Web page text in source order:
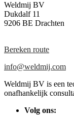
Weldmij BV
Dukdalf 11
9206 BE Drachten
Bereken route
info@weldmij.com
Weldmij BV is een
onafhankelijk
Volg ons: